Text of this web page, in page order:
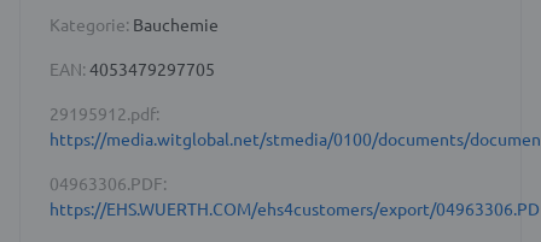
Kategorie: Bauchemie
EAN: 4053479297705
29195912.pdf:
https://media.witglobal.net/stmedia/0100/documents/
04963306.PDF:
https://EHS.WUERTH.COM/ehs4customers/export/